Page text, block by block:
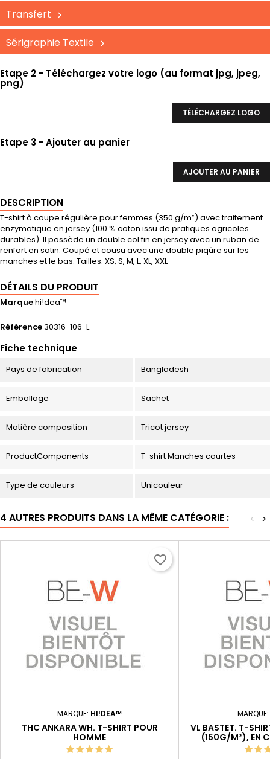
Transfert
Sérigraphie Textile
Etape 2 - Téléchargez votre logo (au format jpg, jpeg,
png)
TÉLÉCHARGEZ LOGO
Etape 3 - Ajouter au panier
AJOUTER AU PANIER
DESCRIPTION
T-shirt à coupe régulière pour femmes (350 g/m²) avec traitement
enzymatique en jersey (100 % coton issu de pratiques agricoles
durables). Il possède un double col fin en jersey avec un ruban de
renfort en satin. Coupé et cousu avec une double piqûre sur les
manches et le bas. Tailles: XS, S, M, L, XL, XXL
DÉTAILS DU PRODUIT
Marquehi!dea™
Référence30316-106-L
Fiche technique
Pays de fabrication Bangladesh
Emballage Sachet
Matière composition Tricot jersey
ProductComponents T-shirt Manches courtes
Type de couleurs Unicouleur
4 AUTRES PRODUITS DANS LA MÊME CATÉGORIE : >
<
MARQUE: HI!DEA™
THC ANKARA WH. T-SHIRT POUR
HOMME
favorite_border
MARQUE:
VL BASTET. T-
(150G/M²), EN